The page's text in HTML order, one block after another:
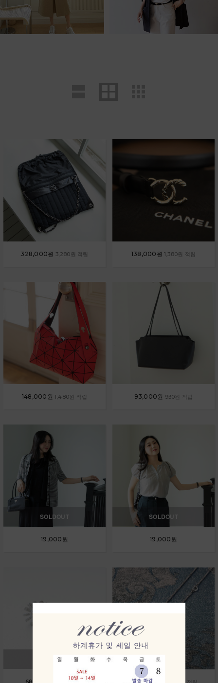
328,000원 3,280원 적립 138,000원 1,380원 적립
148,000원 1,480원 적립 93,000원 930원 적립
SOLDOUT
19,000원
SOLDOUT
19,000원
SOLDOUT